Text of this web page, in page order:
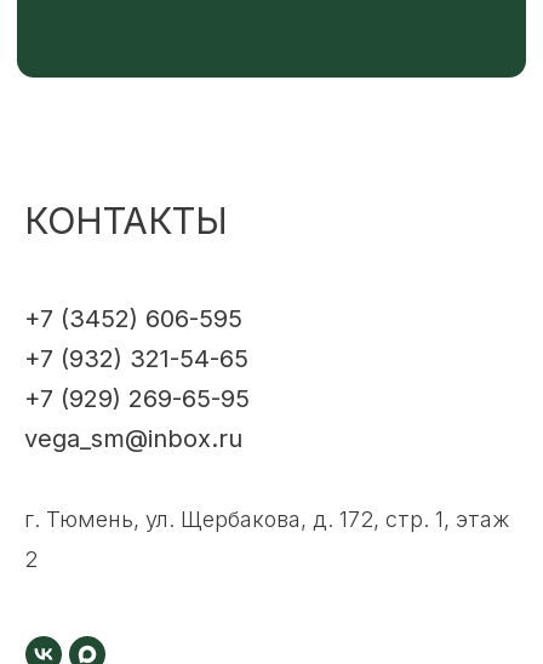
КОНТАКТЫ
+7 (3452) 606-595
+7 (932) 321-54-65
+7 (929) 269-65-95
vega_sm@inbox.ru
г. Тюмень, ул. Щербакова, д. 172, стр. 1, этаж
2